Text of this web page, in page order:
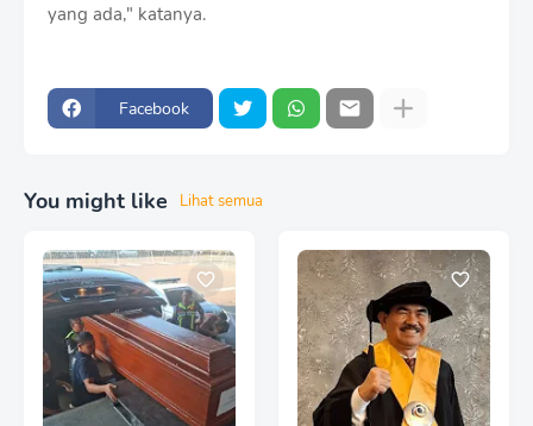
yang ada," katanya.
Facebook
You might like Lihat semua